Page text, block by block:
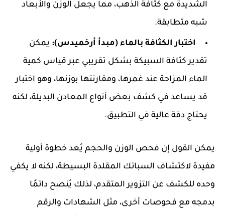
الشديدة مع كثافة الذهب، مما يجعل الوزن والأبعاد
شبه متطابقة.
اختبار الكثافة بالماء (مبدأ أرخميدس): يمكن
تقدير كثافة السبيكة بشكل تقريبي عبر قياس كمية
الماء المزاحة عند غمرها، ومقارنتها بوزنها، وهو اختبار
قد يساعد في كشف بعض أنواع المعادن البديلة، لكنه
يحتاج دقة عالية في التطبيق.
يمكن القول إن فحص الوزن والحجم يُعد خطوة أولية
مفيدة لاكتشاف السبائك المقلدة البسيطة، لكنه لا يكفي
وحده للكشف عن التزوير المتقدم، لذلك يُنصح دائمًا
بدمجه مع فحوصات أخرى، مثل الشهادات والرقم